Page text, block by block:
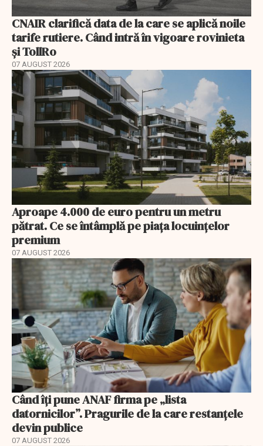
CNAIR clarifică data de la care se aplică noile
tarife rutiere. Când intră în vigoare rovinieta
și TollRo
07 AUGUST 2026
Aproape 4.000 de euro pentru un metru
pătrat. Ce se întâmplă pe piața locuințelor
premium
07 AUGUST 2026
Când îți pune ANAF firma pe „lista
datornicilor”. Pragurile de la care restanțele
devin publice
07 AUGUST 2026